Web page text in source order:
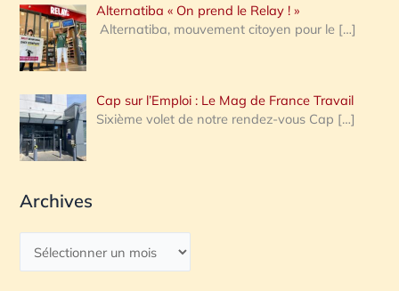
Alternatiba « On prend le Relay ! »
Alternatiba, mouvement citoyen pour le […]
Cap sur l’Emploi : Le Mag de France Travail
Sixième volet de notre rendez-vous Cap […]
Archives